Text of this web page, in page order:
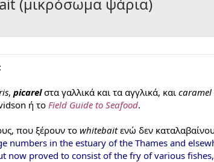
, picarelστα γαλλικά και τα αγγλικά, και caramel
ή το Field Guide to Seafood.
που ξέρουν το whitebaitενώ δεν
numbers in the estuary of the Thames and
now proved to consist of the fry of various